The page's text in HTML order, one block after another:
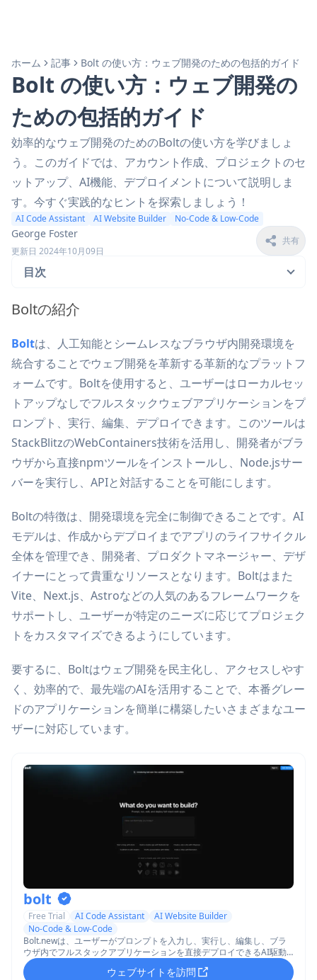
ホーム 記事 Bolt の使い方：ウェブ開発のための包括的ガイド
Bolt の使い方：ウェブ開発の
ための包括的ガイド
効率的なウェブ開発のためのBoltの使い方を学びましょ
う。このガイドでは、アカウント作成、プロジェクトのセ
ットアップ、AI機能、デプロイメントについて説明しま
す。今すぐ実践的なヒントを探索しましょう！
AI Code Assistant AI Website Builder No-Code & Low-Code
George Foster
更新日 2024年10月09日
共有
目次
Boltの紹介
Boltは、人工知能とシームレスなブラウザ内開発環境を
統合することでウェブ開発を革新する革新的なプラットフ
ォームです。Boltを使用すると、ユーザーはローカルセッ
トアップなしでフルスタックウェブアプリケーションをプ
ロンプト、実行、編集、デプロイできます。このツールは
StackBlitzのWebContainers技術を活用し、開発者がブラ
ウザから直接npmツールをインストールし、Node.jsサー
バーを実行し、APIと対話することを可能にします。
Boltの特徴は、開発環境を完全に制御できることです。AI
モデルは、作成からデプロイまでアプリのライフサイクル
全体を管理でき、開発者、プロダクトマネージャー、デザ
イナーにとって貴重なリソースとなります。Boltはまた
Vite、Next.js、Astroなどの人気のあるフレームワークを
サポートし、ユーザーが特定のニーズに応じてプロジェク
トをカスタマイズできるようにしています。
要するに、Boltはウェブ開発を民主化し、アクセスしやす
く、効率的で、最先端のAIを活用することで、本番グレー
ドのアプリケーションを簡単に構築したいさまざまなユー
ザーに対応しています。
bolt
Free Trial AI Code Assistant
AI Website Builder
No-Code & Low-Code
Bolt.newは、ユーザーがプロンプトを入力し、実行し、編集し、ブラ
ウザ内でフルスタックアプリケーションを直接デプロイできるAI駆動
のウェブ開発サンドボックスです。
ウェブサイトを訪問